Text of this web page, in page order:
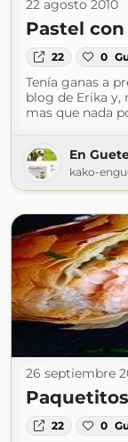
22 agosto 2010
Pastel
22 0
Tenía ganas a
blog de Erika y,
mas que nada
En
kako-
26 septiembre
22 0